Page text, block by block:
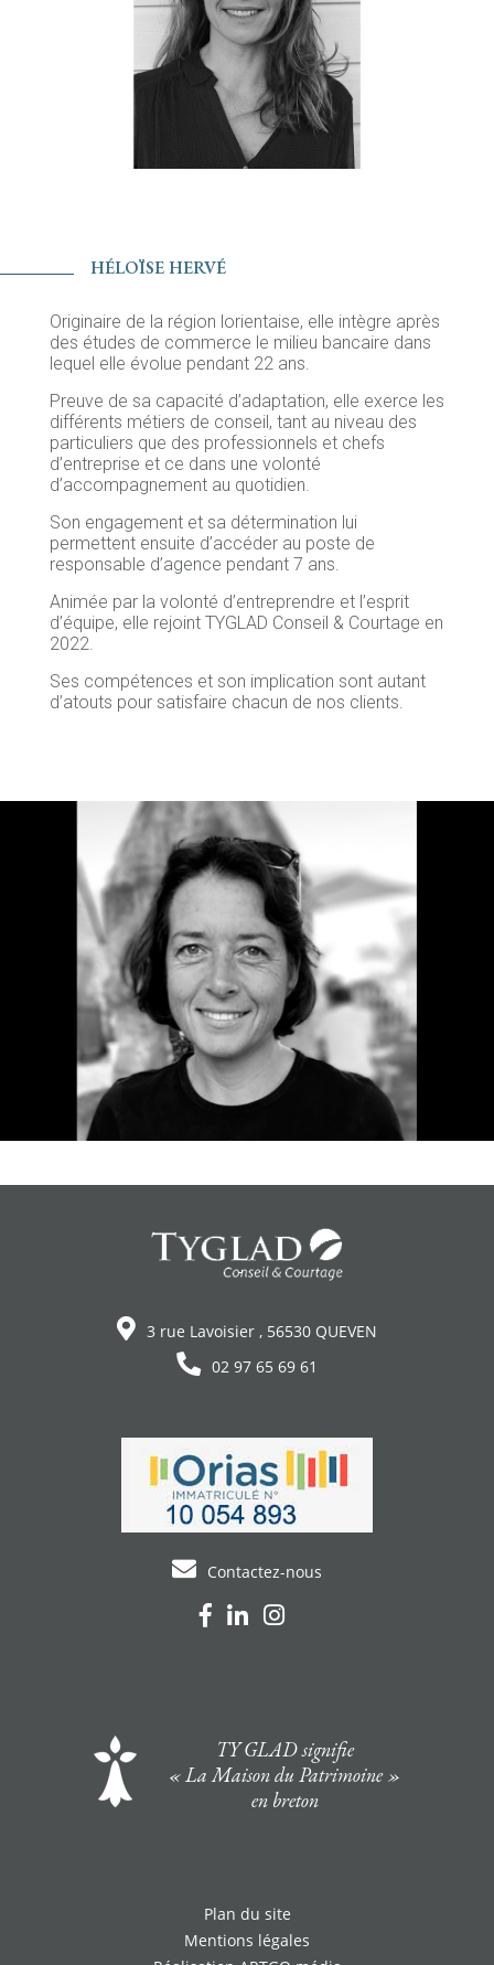
HÉLOÏSE HERVÉ
Originaire de la région lorientaise, elle intègre après
des études de commerce le milieu bancaire dans
lequel elle évolue pendant 22 ans.
Preuve de sa capacité d’adaptation, elle exerce les
différents métiers de conseil, tant au niveau des
particuliers que des professionnels et chefs
d’entreprise et ce dans une volonté
d’accompagnement au quotidien.
Son engagement et sa détermination lui
permettent ensuite d’accéder au poste de
responsable d’agence pendant 7 ans.
Animée par la volonté d’entreprendre et l’esprit
d’équipe, elle rejoint TYGLAD Conseil & Courtage en
2022.
Ses compétences et son implication sont autant
d’atouts pour satisfaire chacun de nos clients.
3 rue Lavoisier , 56530 QUEVEN
02 97 65 69 61
Contactez-nous
TY GLAD signifie
« La Maison du Patrimoine »
en breton
Plan du site
Mentions légales